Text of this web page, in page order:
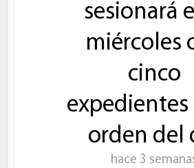
sesionará
miércoles
cinco
expedientes
orden del
hace 3